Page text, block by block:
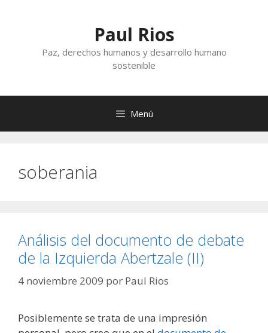
Paul Rios
Paz, derechos humanos y desarrollo humano
sostenible
Menú
soberania
Análisis del documento de debate
de la Izquierda Abertzale (II)
4 noviembre 2009 por Paul Rios
Posiblemente se trata de una impresión